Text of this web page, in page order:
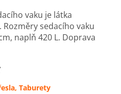
vaku je látka
sedacího vaku
naplň 420 L. Doprava
Taburety